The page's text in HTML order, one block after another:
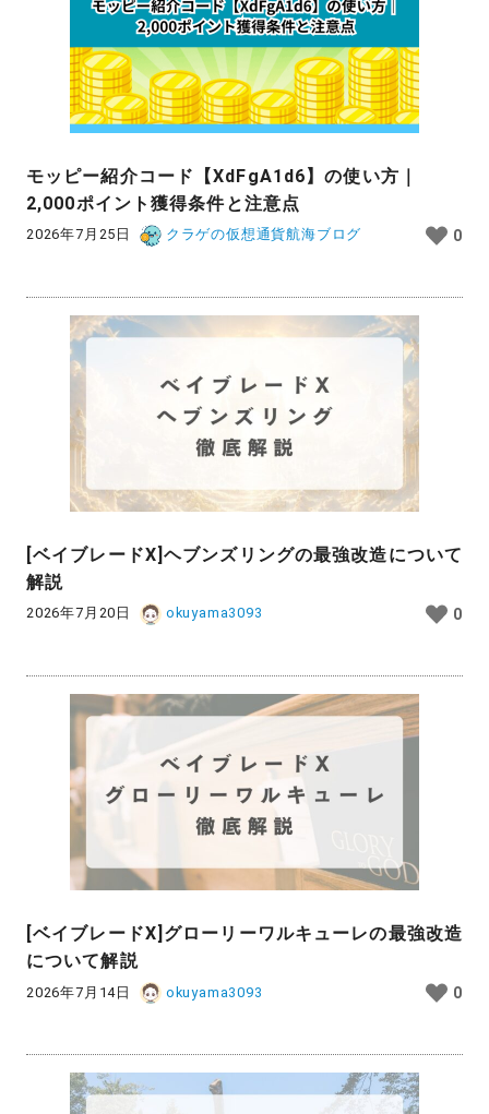
モッピー紹介コード【XdFgA1d6】の使い方｜
2,000ポイント獲得条件と注意点
2026年7月25日 クラゲの仮想通貨航海ブログ 0
[ベイブレードX]ヘブンズリングの最強改造について
解説
2026年7月20日 okuyama3093 0
[ベイブレードX]グローリーワルキューレの最強改造
について解説
2026年7月14日 okuyama3093 0